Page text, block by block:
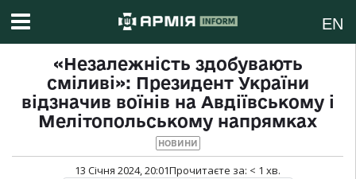
EN
«Незалежність здобувають
сміливі»: Президент України
відзначив воїнів на Авдіївському і
Мелітопольському напрямках
НОВИНИ
13 Січня 2024, 20:01Прочитаєте за: < 1 хв.